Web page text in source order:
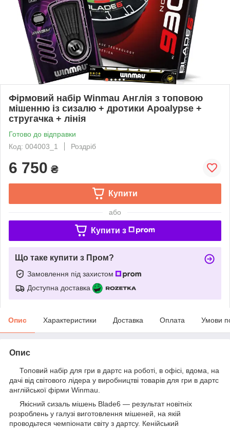
Фірмовий набір Winmau Англія з топовою
мішенню із сизалю + дротики Apoalypse +
стругачка + лінія
Готово до відправки
Код: 004003_1
Роздріб
6 750 ₴
Купити
або
Купити з
Що таке купити з Пром?
Замовлення під захистом
Доступна доставка
Опис Характеристики Доставка Оплата Умови
Опис
Топовий набір для гри в дартс на роботі, в офісі, вдома, на
дачі від світового лідера у виробництві товарів для гри в дартс
англійської фірми Winmau.
Якісний сизаль мішень Blade6 — результат новітніх
розроблень у галузі виготовлення мішеней, на якій
проводьтеся чемпіонати світу з дартсу. Кенійський